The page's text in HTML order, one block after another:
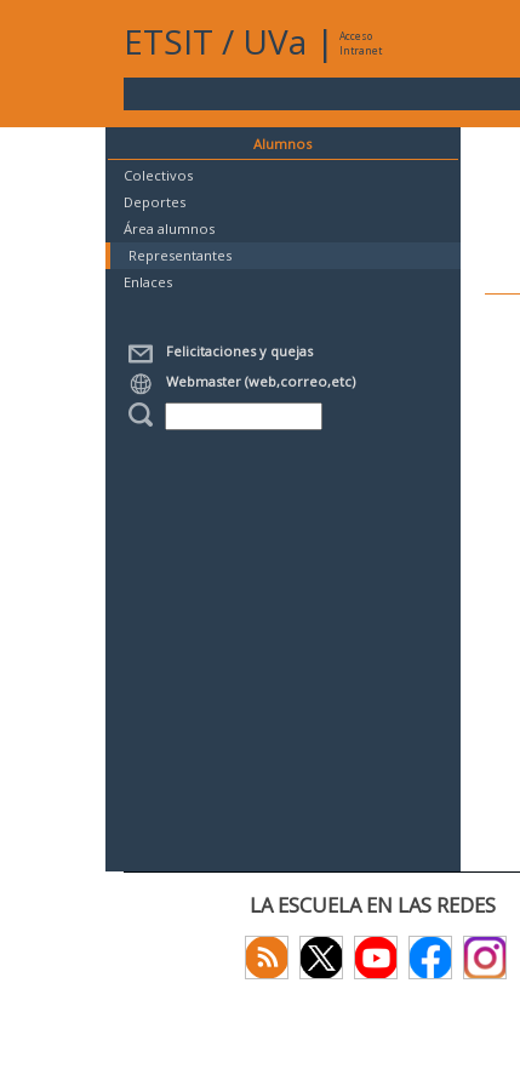
ETSIT / UVa |
Acceso
Intranet
Alumnos
Colectivos
Deportes
Área alumnos
Representantes
Enlaces
Felicitaciones y quejas
Webmaster (web,correo,etc)
LA ESCUELA EN LAS REDES